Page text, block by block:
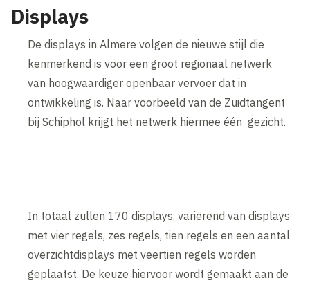
Displays
De displays in Almere volgen de nieuwe stijl die
kenmerkend is voor een groot regionaal netwerk
van hoogwaardiger openbaar vervoer dat in
ontwikkeling is. Naar voorbeeld van de Zuidtangent
bij Schiphol krijgt het netwerk hiermee één gezicht.
In totaal zullen 170 displays, variërend van displays
met vier regels, zes regels, tien regels en een aantal
overzichtdisplays met veertien regels worden
geplaatst. De keuze hiervoor wordt gemaakt aan de